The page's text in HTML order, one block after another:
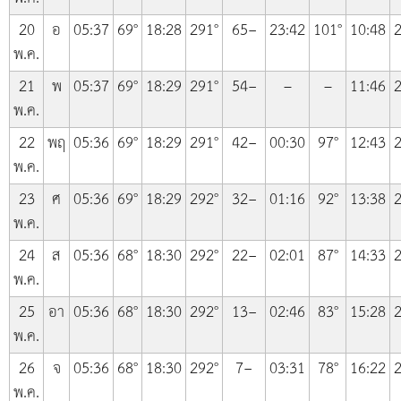
20
พ.ค.
อ 05:37 69° 18:28 291° 65− 23:42 101° 10:48
21
พ.ค.
พ 05:37 69° 18:29 291° 54− – – 11:46
22
พ.ค.
พฤ 05:36 69° 18:29 291° 42− 00:30 97° 12:43
23
พ.ค.
ศ 05:36 69° 18:29 292° 32− 01:16 92° 13:38
24
พ.ค.
ส 05:36 68° 18:30 292° 22− 02:01 87° 14:33
25
พ.ค.
อา 05:36 68° 18:30 292° 13− 02:46 83° 15:28
26
พ.ค.
จ 05:36 68° 18:30 292° 7− 03:31 78° 16:22